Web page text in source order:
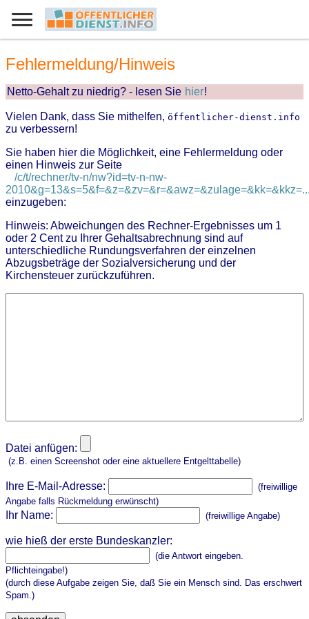
Fehlermeldung/Hinweis
Netto-Gehalt zu niedrig? - lesen Sie hier!
Vielen Dank, dass Sie mithelfen, öffentlicher-dienst.info
zu verbessern!
Sie haben hier die Möglichkeit, eine Fehlermeldung oder
einen Hinweis zur Seite
/c/t/rechner/tv-n/nw?id=tv-n-nw-
einzugeben:
Hinweis: Abweichungen des Rechner-Ergebnisses um 1
oder 2 Cent zu Ihrer Gehaltsabrechnung sind auf
unterschiedliche Rundungsverfahren der einzelnen
Abzugsbeträge der Sozialversicherung und der
Kirchensteuer zurückzuführen.
Datei anfügen:
(z.B. einen Screenshot oder eine aktuellere Entgelttabelle)
Ihre E-Mail-Adresse:
(freiwillige
Angabe falls Rückmeldung erwünscht)
Ihr Name: (freiwillige Angabe)
wie hieß der erste Bundeskanzler:
(die Antwort eingeben.
Pflichteingabe!)
(durch diese Aufgabe zeigen Sie, daß Sie ein Mensch sind. Das erschwert
Spam.)